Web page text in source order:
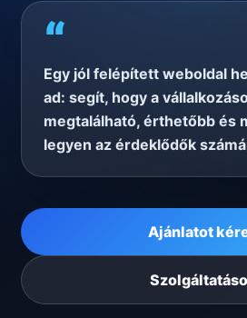
“
Egy jól felépített weboldal
ad: segít, hogy a
megtalálható, érthetőbb és
legyen az érdeklődők
Ajánlatot